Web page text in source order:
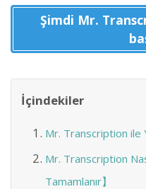
Şimdi Mr.
İçindekiler
Mr. Transcription ile
Mr. Transcription
Tamamlanır】